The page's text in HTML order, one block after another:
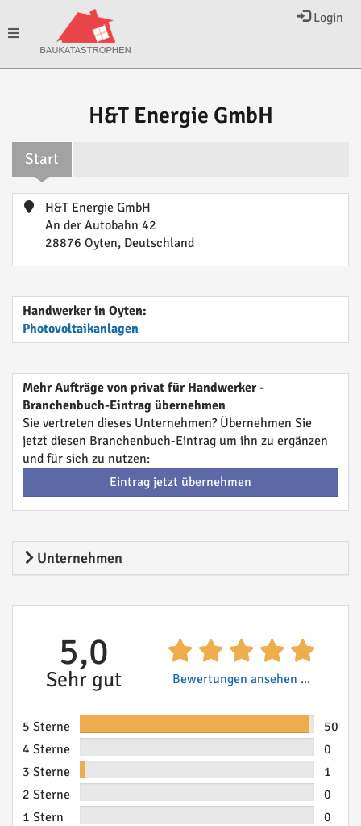
Login
Toggle
H&T Energie GmbH
Start
H&T Energie GmbH
An der Autobahn 42
28876 Oyten, Deutschland
Handwerker in Oyten:
Photovoltaikanlagen
Mehr Aufträge von privat für Handwerker -
Branchenbuch-Eintrag übernehmen
Sie vertreten dieses Unternehmen? Übernehmen Sie
jetzt diesen Branchenbuch-Eintrag um ihn zu ergänzen
und für sich zu nutzen:
Eintrag jetzt übernehmen
Unternehmen
5,0
Sehr gut Bewertungen ansehen ...
5 Sterne
50
4 Sterne
0
3 Sterne
1
2 Sterne
0
1 Stern
0